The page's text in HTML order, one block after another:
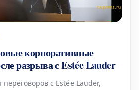
корпоративные
разрыва с Estée Lauder
с Estée Lauder,